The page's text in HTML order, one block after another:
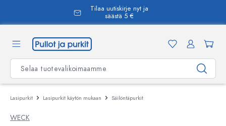
Tilaa uutiskirje nyt ja
säästä 5 €
Lasipurkit Lasipurkit käytön mukaan Säilöntäpurkit
WECK